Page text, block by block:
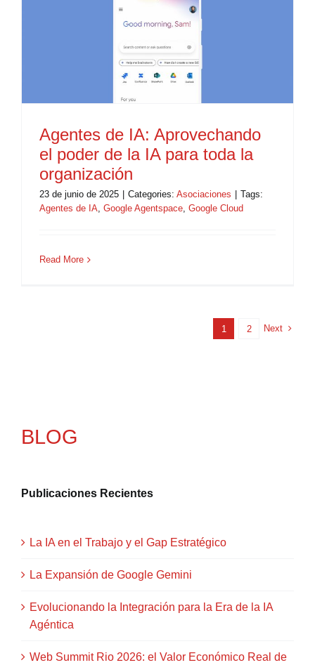
Agentes de IA: Aprovechando
el poder de la IA para toda la
organización
23 de junio de 2025 Categories: Asociaciones
Tags:
Agentes de IA, Google Agentspace, Google Cloud
Read More
1 2 Next
BLOG
Publicaciones Recientes
La IA en el Trabajo y el Gap Estratégico
La Expansión de Google Gemini
Evolucionando la Integración para la Era de la IA
Agéntica
Web Summit Rio 2026: el Valor Económico Real de